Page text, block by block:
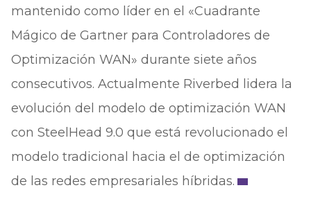
mantenido como líder en el «Cuadrante
Mágico de Gartner para Controladores de
Optimización WAN» durante siete años
consecutivos. Actualmente Riverbed lidera la
evolución del modelo de optimización WAN
con SteelHead 9.0 que está revolucionado el
modelo tradicional hacia el de optimización
de las redes empresariales híbridas.